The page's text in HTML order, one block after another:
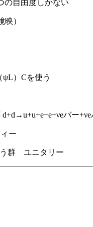
の自由度しかない
）
）Cを使う
バー+νe
ー
う群 ユニタリー